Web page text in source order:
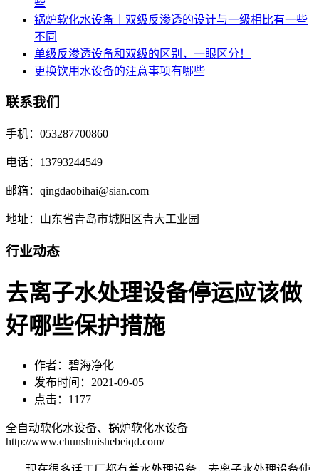
锅炉软化水设备｜双级反渗透的设计与一级相比有一些
不同
单级反渗透设备和双级的区别，一眼区分！
更换饮用水设备的注意事项有哪些
联系我们
手机：053287700860
电话：13793244549
邮箱：qingdaobihai@sian.com
地址：山东省青岛市城阳区青大工业园
行业动态
去离子水处理设备停运应该做
好哪些保护措施
作者：碧海净化
发布时间：2021-09-05
点击：1177
全自动软化水设备、锅炉软化水设备
http://www.chunshuishebeiqd.com/